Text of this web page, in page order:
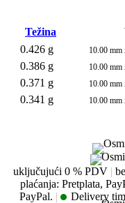
Težina
0.426 g
10.00 mm
0.386 g
10.00 mm
0.371 g
10.00 mm
0.341 g
10.00 mm
uključujući 0 % PDV |
plaćanja: Pretplata,
PayPal. | Delivery